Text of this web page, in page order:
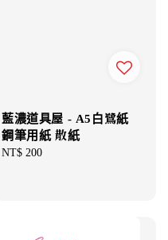
藍濃道具屋 - A5白鷺紙
鋼筆用紙 散紙
Regular
NT$ 200